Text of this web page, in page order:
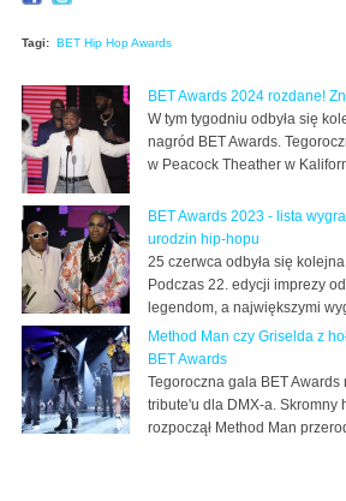
Tagi: BET Hip Hop Awards
BET Awards 2024 rozdane!
W tym tygodniu odbyła się
nagród BET Awards.
w Peacock Theather w
BET Awards 2023 - lista
urodzin hip-hopu
25 czerwca odbyła się
Podczas 22. edycji imprezy
legendom, a największymi
Method Man czy Griselda z
BET Awards
Tegoroczna gala BET Awards
tribute'u dla DMX-a. Skromny
rozpoczął Method Man